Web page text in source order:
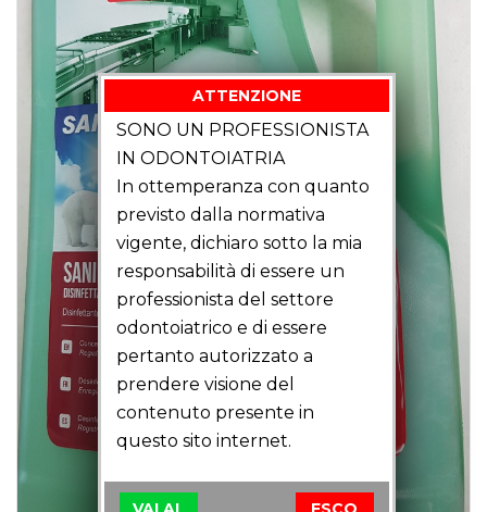
ATTENZIONE
SONO UN PROFESSIONISTA
IN ODONTOIATRIA
In ottemperanza con quanto
previsto dalla normativa
vigente, dichiaro sotto la mia
responsabilità di essere un
professionista del settore
odontoiatrico e di essere
pertanto autorizzato a
prendere visione del
contenuto presente in
questo sito internet.